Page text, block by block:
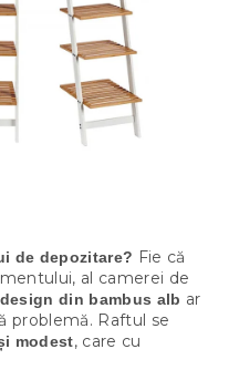
de depozitare? Fie că
al camerei de
din bambus alb ar
problemă. Raftul se
modest, care cu